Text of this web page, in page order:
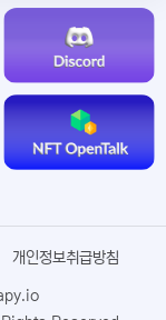
개인정보취급방침